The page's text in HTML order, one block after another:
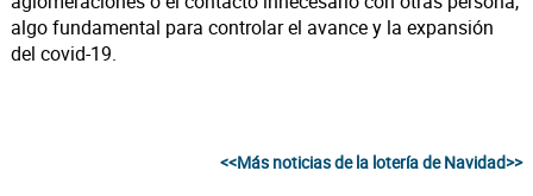
algo fundamental para controlar el avance y la expansión
del covid-19.
<<Más noticias de la lotería de Navidad>>